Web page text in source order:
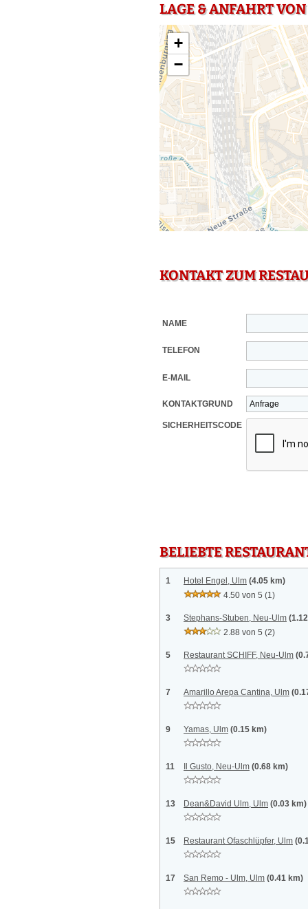
LAGE & ANFAHRT
+
−
KONTAKT ZUM
NAME
TELEFON
E-MAIL
KONTAKTGRUND
SICHERHEITSCODE
BELIEBTE
1 Hotel Engel, Ulm (4.05 km)
4.50 von 5 (1)
3 Stephans-Stuben, Neu-Ulm
2.88 von 5 (2)
5 Restaurant SCHIFF, Neu-Ulm
7 Amarillo Arepa Cantina, Ulm
9 Yamas, Ulm (0.15 km)
11 Il Gusto, Neu-Ulm (0.68 km)
13 Dean&David Ulm, Ulm (0.03 km)
15 Restaurant Ofaschlüpfer, Ulm
17 San Remo - Ulm, Ulm (0.41 km)